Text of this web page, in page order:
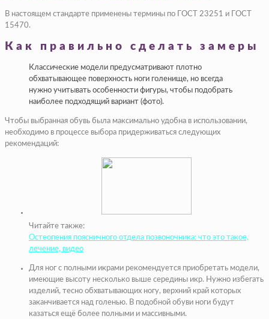
В настоящем стандарте применены термины по ГОСТ 23251 и ГОСТ
15470.
Как правильно сделать замеры
Классические модели предусматривают плотно
обхватывающее поверхность ноги голенище, но всегда
нужно учитывать особенности фигуры, чтобы подобрать
наиболее подходящий вариант (фото).
Чтобы выбранная обувь была максимально удобна в использовании,
необходимо в процессе выбора придерживаться следующих
рекомендаций:
Читайте также:
Остеопения поясничного отдела позвоночника: что это такое,
лечение, видео
Для ног с полными икрами рекомендуется приобретать модели,
имеющие высоту несколько выше середины икр. Нужно избегать
изделий, тесно обхватывающих ногу, верхний край которых
заканчивается над голенью. В подобной обуви ноги будут
казаться ещё более полными и массивными.